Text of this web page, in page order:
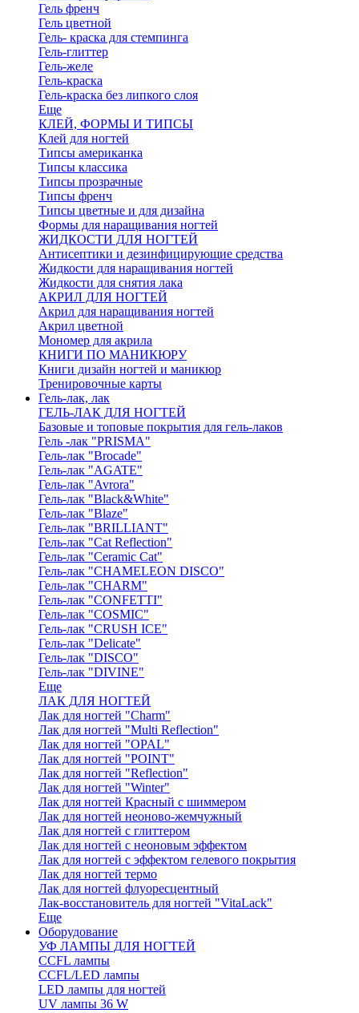
Гель френч
Гель цветной
Гель- краска для стемпинга
Гель-глиттер
Гель-желе
Гель-краска
Гель-краска без липкого слоя
Еще
КЛЕЙ, ФОРМЫ И ТИПСЫ
Клей для ногтей
Типсы американка
Типсы классика
Типсы прозрачные
Типсы френч
Типсы цветные и для дизайна
Формы для наращивания ногтей
ЖИДКОСТИ ДЛЯ НОГТЕЙ
Антисептики и дезинфицирующие средства
Жидкости для наращивания ногтей
Жидкости для снятия лака
АКРИЛ ДЛЯ НОГТЕЙ
Акрил для наращивания ногтей
Акрил цветной
Мономер для акрила
КНИГИ ПО МАНИКЮРУ
Книги дизайн ногтей и маникюр
Тренировочные карты
Гель-лак, лак
ГЕЛЬ-ЛАК ДЛЯ НОГТЕЙ
Базовые и топовые покрытия для гель-лаков
Гель -лак "PRISMA"
Гель-лак "Brocade"
Гель-лак "AGATE"
Гель-лак "Avrora"
Гель-лак "Black&White"
Гель-лак "Blaze"
Гель-лак "BRILLIANT"
Гель-лак "Cat Reflection"
Гель-лак "Ceramic Cat"
Гель-лак "CHAMELEON DISCO"
Гель-лак "CHARM"
Гель-лак "CONFETTI"
Гель-лак "COSMIC"
Гель-лак "CRUSH ICE"
Гель-лак "Delicate"
Гель-лак "DISCO"
Гель-лак "DIVINE"
Еще
ЛАК ДЛЯ НОГТЕЙ
Лак для ногтей "Charm"
Лак для ногтей "Multi Reflection"
Лак для ногтей "OPAL"
Лак для ногтей "POINT"
Лак для ногтей "Reflection"
Лак для ногтей "Winter"
Лак для ногтей Красный с шиммером
Лак для ногтей неоново-жемчужный
Лак для ногтей с глиттером
Лак для ногтей с неоновым эффектом
Лак для ногтей с эффектом гелевого покрытия
Лак для ногтей термо
Лак для ногтей флуоресцентный
Лак-восстановитель для ногтей "VitaLack"
Еще
Оборудование
УФ ЛАМПЫ ДЛЯ НОГТЕЙ
CCFL лампы
CCFL/LED лампы
LED лампы для ногтей
UV лампы 36 W